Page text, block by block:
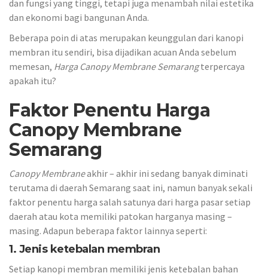
dan fungsi yang tinggi, tetapi juga menambah nilai estetika
dan ekonomi bagi bangunan Anda.
Beberapa poin di atas merupakan keunggulan dari kanopi
membran itu sendiri, bisa dijadikan acuan Anda sebelum
memesan, Harga Canopy Membrane Semarangterpercaya
apakah itu?
Faktor Penentu Harga
Canopy Membrane
Semarang
Canopy Membraneakhir – akhir ini sedang banyak diminati
terutama di daerah Semarang saat ini, namun banyak sekali
faktor penentu harga salah satunya dari harga pasar setiap
daerah atau kota memiliki patokan harganya masing –
masing. Adapun beberapa faktor lainnya seperti:
1. Jenis ketebalan membran
Setiap kanopi membran memiliki jenis ketebalan bahan